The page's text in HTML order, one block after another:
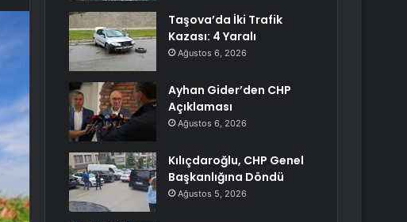
Taşova’da İki Trafik
Kazası: 4 Yaralı
Ağustos 6, 2026
Ayhan Gider’den CHP
Açıklaması
Ağustos 6, 2026
Kılıçdaroğlu, CHP Genel
Başkanlığına Döndü
Ağustos 5, 2026